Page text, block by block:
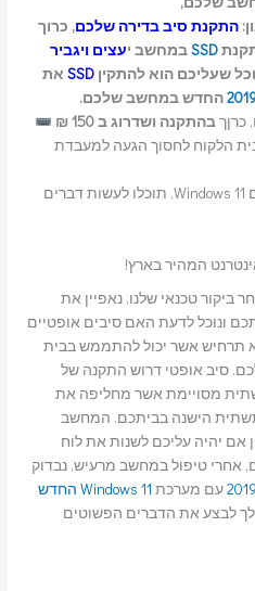
התקנת סיב בדירה שלכם, כרוך
SSDבמחשב יעצים ויגביר
שעליכם הוא להתקיןSSD את
החדש במחשב שלכם.
כרןךבהתקנה ושדרוג ב 150 ₪
הלקוח לחסוך הגעה למעבדת
היה יצירתי בעבודה ובחזון שלך. עם Windows 11, תוכלו לעשות דברים
המהיר בארץ!
ביקור טכנאי שלנו, נאפיין את
ונוכל לדעת האם סיבים אופטיים
תרחיש אשר יכול להתממש בבית
סיב אופטי דרוש התקנה של
מסויימת אשר מחליפה את
הישנה בביתכם. המחשב
אם יהיה עליכם לשנות את לוח
אחרי טיפול במחשב מרעיש, נבדוק
עם מערכת Windows 11 החדש
לך לבצע את הדברים הפשוטים